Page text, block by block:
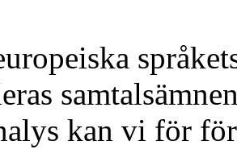
kan vi för